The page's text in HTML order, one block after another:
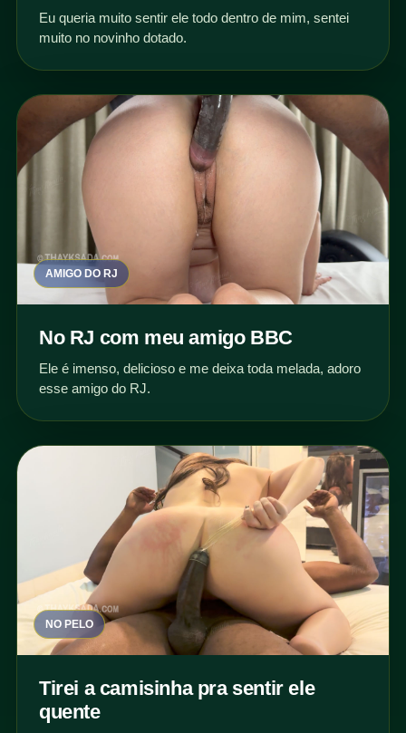
Eu queria muito sentir ele todo dentro de mim, sentei
muito no novinho dotado.
AMIGO DO RJ
No RJ com meu amigo BBC
Ele é imenso, delicioso e me deixa toda melada, adoro
esse amigo do RJ.
NO PELO
Tirei a camisinha pra sentir ele
quente